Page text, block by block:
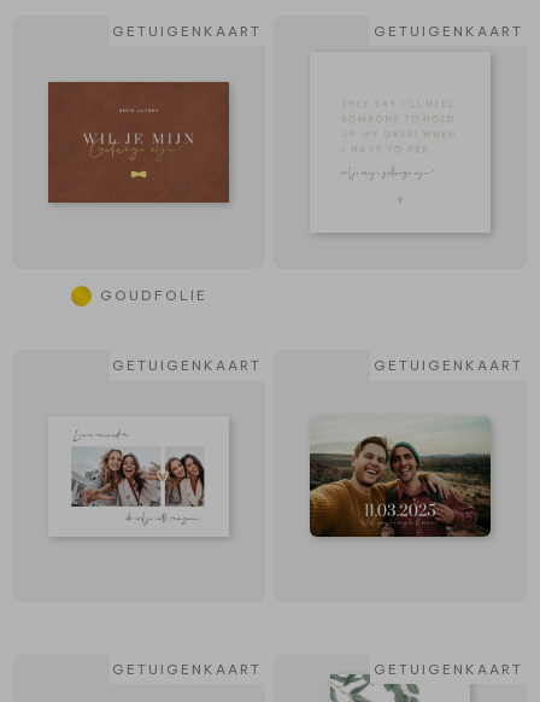
GETUIGENKAART
GOUDFOLIE
GETUIGENKAART
GETUIGENKAART GETUIGENKAART
GETUIGENKAART GETUIGENKAART